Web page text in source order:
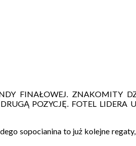
FINAŁOWEJ. ZNAKOMITY
POZYCJĘ. FOTEL LIDERA
sopocianina to już kolejne